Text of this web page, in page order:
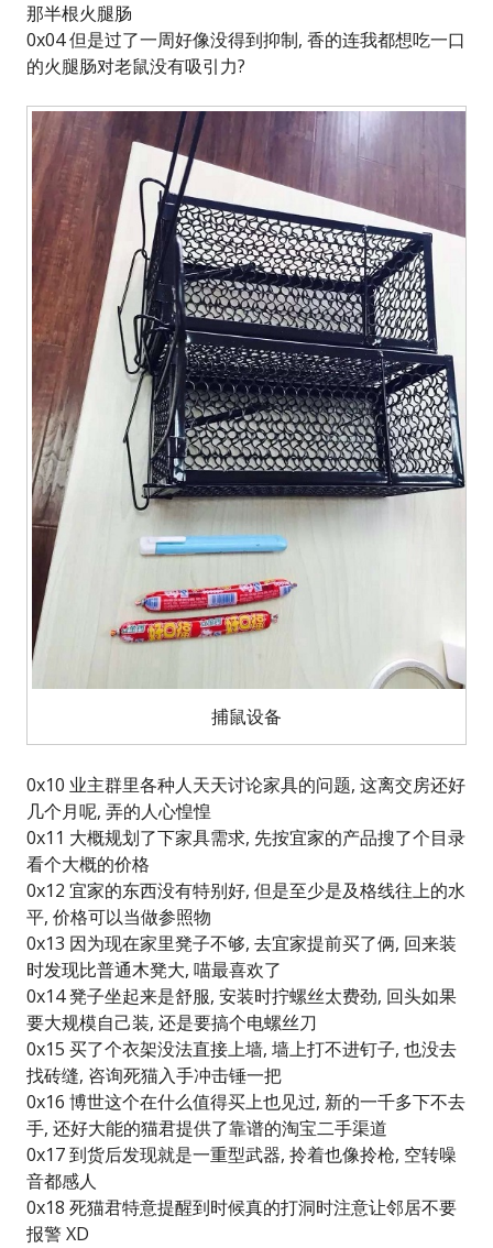
那半根火腿肠
0x04 但是过了一周好像没得到抑制, 香的连我都想吃一口
的火腿肠对老鼠没有吸引力?
捕鼠设备
0x10 业主群里各种人天天讨论家具的问题, 这离交房还好
几个月呢, 弄的人心惶惶
0x11 大概规划了下家具需求, 先按宜家的产品搜了个目录
看个大概的价格
0x12 宜家的东西没有特别好, 但是至少是及格线往上的水
平, 价格可以当做参照物
0x13 因为现在家里凳子不够, 去宜家提前买了俩, 回来装
时发现比普通木凳大, 喵最喜欢了
0x14 凳子坐起来是舒服, 安装时拧螺丝太费劲, 回头如果
要大规模自己装, 还是要搞个电螺丝刀
0x15 买了个衣架没法直接上墙, 墙上打不进钉子, 也没去
找砖缝, 咨询死猫入手冲击锤一把
0x16 博世这个在什么值得买上也见过, 新的一千多下不去
手, 还好大能的猫君提供了靠谱的淘宝二手渠道
0x17 到货后发现就是一重型武器, 拎着也像拎枪, 空转噪
音都感人
0x18 死猫君特意提醒到时候真的打洞时注意让邻居不要
报警 XD